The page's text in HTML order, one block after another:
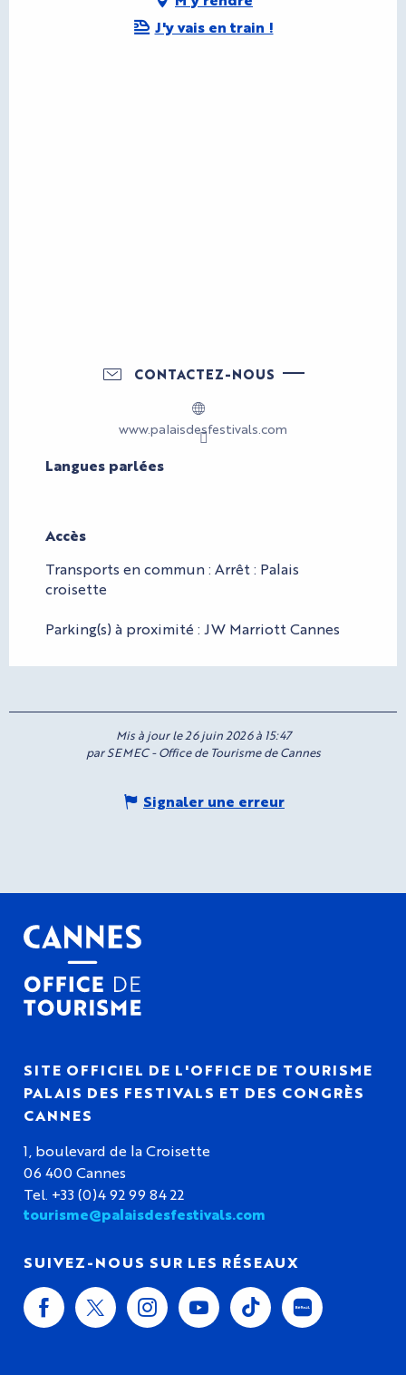
J'y vais en train !
CONTACTEZ-NOUS
www.palaisdesfestivals.com
Langues parlées
Langues parlées
Accès
Accès
Transports en commun : Arrêt : Palais
croisette
Parking(s) à proximité : JW Marriott Cannes
Mis à jour le 26 juin 2026 à 15:47
par SEMEC - Office de Tourisme de Cannes
Signaler une erreur
SITE OFFICIEL DE L'OFFICE DE TOURISME
PALAIS DES FESTIVALS ET DES CONGRÈS
CANNES
1, boulevard de la Croisette
06 400 Cannes
Tel. +33 (0)4 92 99 84 22
tourisme@palaisdesfestivals.com
SUIVEZ-NOUS SUR LES RÉSEAUX